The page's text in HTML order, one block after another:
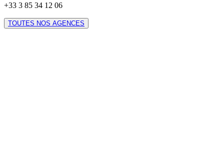
+33 3 85 34 12 06
TOUTES NOS AGENCES